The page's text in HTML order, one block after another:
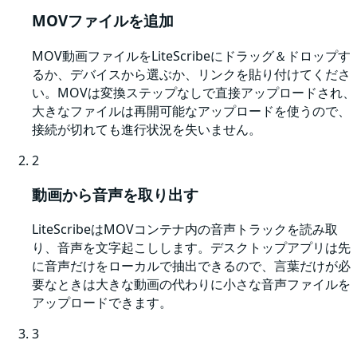
MOVファイルを追加
MOV動画ファイルをLiteScribeにドラッグ＆ドロップす
るか、デバイスから選ぶか、リンクを貼り付けてくださ
い。MOVは変換ステップなしで直接アップロードされ、
大きなファイルは再開可能なアップロードを使うので、
接続が切れても進行状況を失いません。
2
動画から音声を取り出す
LiteScribeはMOVコンテナ内の音声トラックを読み取
り、音声を文字起こしします。デスクトップアプリは先
に音声だけをローカルで抽出できるので、言葉だけが必
要なときは大きな動画の代わりに小さな音声ファイルを
アップロードできます。
3